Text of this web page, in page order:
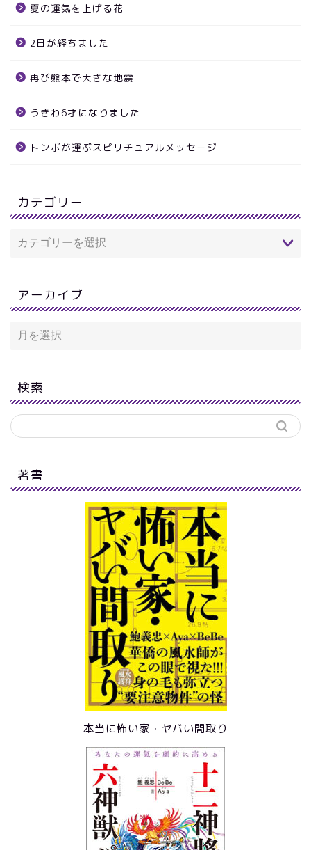
夏の運気を上げる花
2日が経ちました
再び熊本で大きな地震
うきわ6才になりました
トンボが運ぶスピリチュアルメッセージ
カテゴリー
アーカイブ
検索
著書
本当に怖い家・ヤバい間取り